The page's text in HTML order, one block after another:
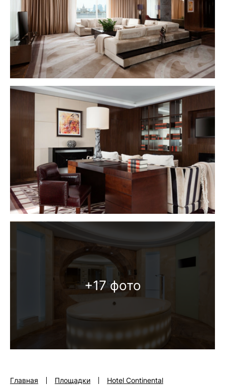
+17 фото
Главная Площадки Hotel Continental